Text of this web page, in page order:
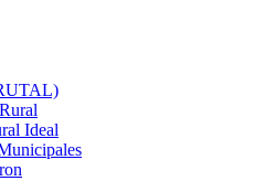
Ideal